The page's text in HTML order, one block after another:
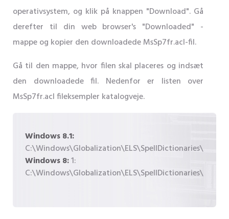
operativsystem, og klik på knappen "Download". Gå
derefter til din web browser's "Downloaded" -
mappe og kopier den downloadede MsSp7fr.acl-fil.
Gå til den mappe, hvor filen skal placeres og indsæt
den downloadede fil. Nedenfor er listen over
MsSp7fr.acl fileksempler katalogveje.
Windows 8.1:
C:\Windows\Globalization\ELS\SpellDictionaries\
Windows 8:1:
C:\Windows\Globalization\ELS\SpellDictionaries\